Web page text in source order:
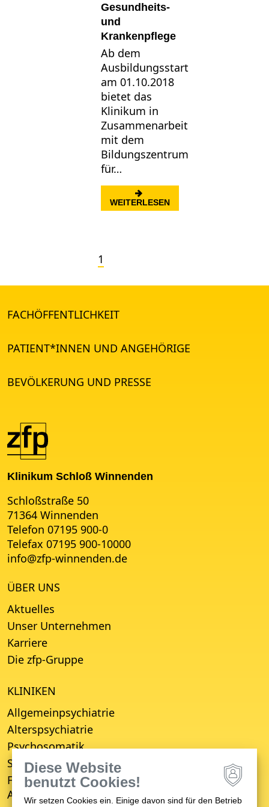
Gesundheits-
und
Krankenpflege
Ab dem
Ausbildungsstart
am 01.10.2018
bietet das
Klinikum in
Zusammenarbeit
mit dem
Bildungszentrum
für…
WEITERLESEN:
1
FACHÖFFENTLICHKEIT
PATIENT*INNEN UND ANGEHÖRIGE
BEVÖLKERUNG UND PRESSE
Klinikum Schloß Winnenden
ÜBER UNS
Aktuelles
Unser Unternehmen
Karriere
Die zfp-Gruppe
KLINIKEN
Allgemeinpsychiatrie
Alterspsychiatrie
Psychosomatik
Suchttherapie
Fachbereich für Empfang, Erstberatung,
Aufnahme und Entwicklungsverzögerung (FBE)
Schloßstraße 50
71364 Winnenden
Telefon 07195 900-0
Telefax 07195 900-10000
info@zfp-winnenden.de
Diese Website
benutzt Cookies!
Wir setzen Cookies ein. Einige davon sind für den Betrieb